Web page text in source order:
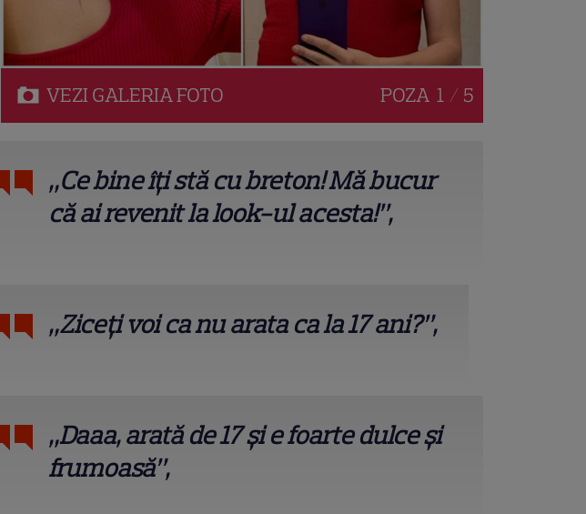
VEZI GALERIAFOTO POZA 1 / 5
„Ce bine îți stă cu breton! Mă bucur
că ai revenit la look-ul acesta!”,
„Ziceți voi ca nu arata ca la 17 ani?”,
„Daaa, arată de 17 și e foarte dulce și
frumoasă”,